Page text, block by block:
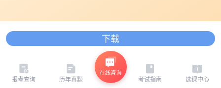
下载
报考查询 历年真题
在线咨询
考试指南 选课中心